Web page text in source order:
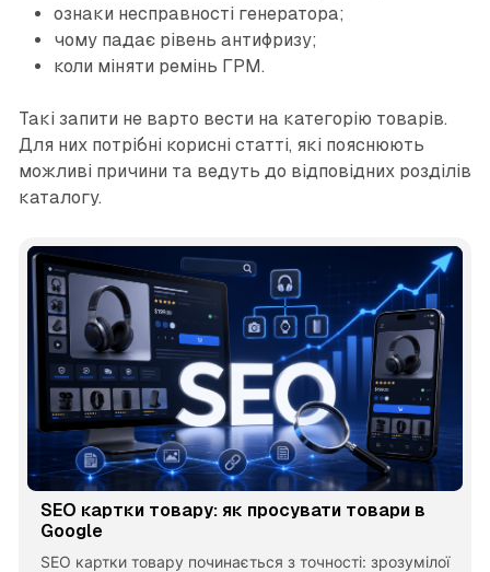
ознаки несправності генератора;
чому падає рівень антифризу;
коли міняти ремінь ГРМ.
Такі запити не варто вести на категорію товарів.
Для них потрібні корисні статті, які пояснюють
можливі причини та ведуть до відповідних розділів
каталогу.
SEO картки товару: як просувати товари в
Google
SEO картки товару починається з точності: зрозумілої